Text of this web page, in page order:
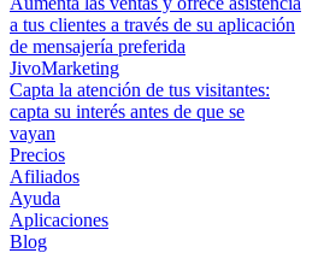
a tus clientes a través de su aplicación
de mensajería preferida
JivoMarketing
Capta la atención de tus visitantes:
capta su interés antes de que se
vayan
Precios
Afiliados
Ayuda
Aplicaciones
Blog